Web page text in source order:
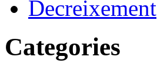
Decreixement
Categories